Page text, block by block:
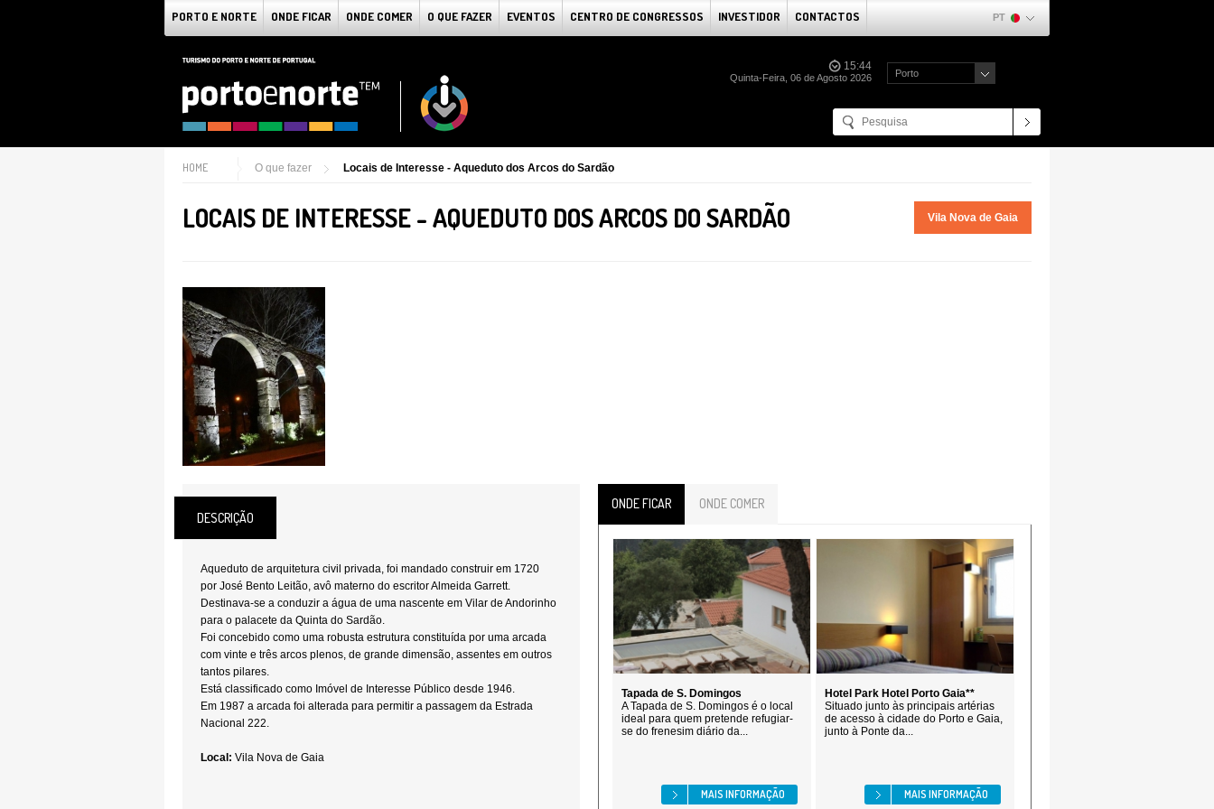
PORTO E NORTE ONDE FICAR ONDE COMER O QUE FAZER EVENTOS CENTRO DE CONGRESSOS INVESTIDOR CONTACTOS PT
15:44
Quinta-Feira, 06 de Agosto 2026 Porto
HOME O que fazer Locais de Interesse - Aqueduto dos Arcos do Sardão
LOCAIS DE INTERESSE - AQUEDUTO DOS ARCOS DO SARDÃO Vila Nova de Gaia
DESCRIÇÃO
Aqueduto de arquitetura civil privada, foi mandado construir em 1720
por José Bento Leitão, avô materno do escritor Almeida Garrett.
Destinava-se a conduzir a água de uma nascente em Vilar de Andorinho
para o palacete da Quinta do Sardão.
Foi concebido como uma robusta estrutura constituída por uma arcada
com vinte e três arcos plenos, de grande dimensão, assentes em outros
tantos pilares.
Está classificado como Imóvel de Interesse Público desde 1946.
Em 1987 a arcada foi alterada para permitir a passagem da Estrada
Nacional 222.
Local: Vila Nova de Gaia
ONDE FICAR ONDE COMER
Tapada de S. Domingos
A Tapada de S. Domingos é o local
ideal para quem pretende refugiar-
se do frenesim diário da...
MAIS INFORMAÇÃO
Hotel Park Hotel Porto Gaia**
Situado junto às principais artérias
de acesso à cidade do Porto e Gaia,
junto à Ponte da...
MAIS INFORMAÇÃO